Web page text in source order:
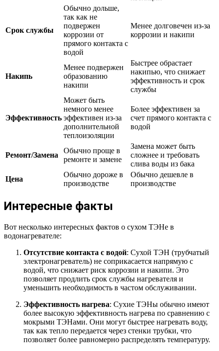
Срок службы
Обычно дольше,
так как не
подвержен
коррозии от
прямого контакта с
водой
Менее долговечен из-за
коррозии и накипи
Накипь
Менее подвержен
образованию
накипи
Быстрее обрастает
накипью, что снижает
эффективность и срок
службы
Эффективность
Может быть
немного менее
эффективен из-за
дополнительной
теплоизоляции
Более эффективен за
счет прямого контакта с
водой
Ремонт/Замена
Обычно проще в
ремонте и замене
Замена может быть
сложнее и требовать
слива воды из бака
Цена
Обычно дороже в
производстве
Обычно дешевле в
производстве
Интересные факты
Вот несколько интересных фактов о сухом ТЭНе в
водонагревателе:
Отсутствие контакта с водой: Сухой ТЭН (трубчатый
электронагреватель) не соприкасается напрямую с
водой, что снижает риск коррозии и накипи. Это
позволяет продлить срок службы нагревателя и
уменьшить необходимость в частом обслуживании.
Эффективность нагрева: Сухие ТЭНы обычно имеют
более высокую эффективность нагрева по сравнению с
мокрыми ТЭНами. Они могут быстрее нагревать воду,
так как тепло передается через стенки трубки, что
позволяет более равномерно распределять температуру.